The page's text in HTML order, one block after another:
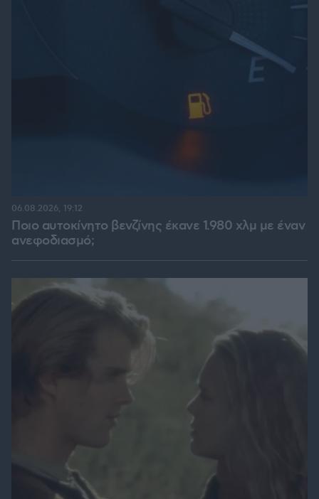
Ποιο αυτοκίνητο βενζίνης έκανε 1.980 χλμ με έναν
ανεφοδιασμό;
06.08.2026, 19:12